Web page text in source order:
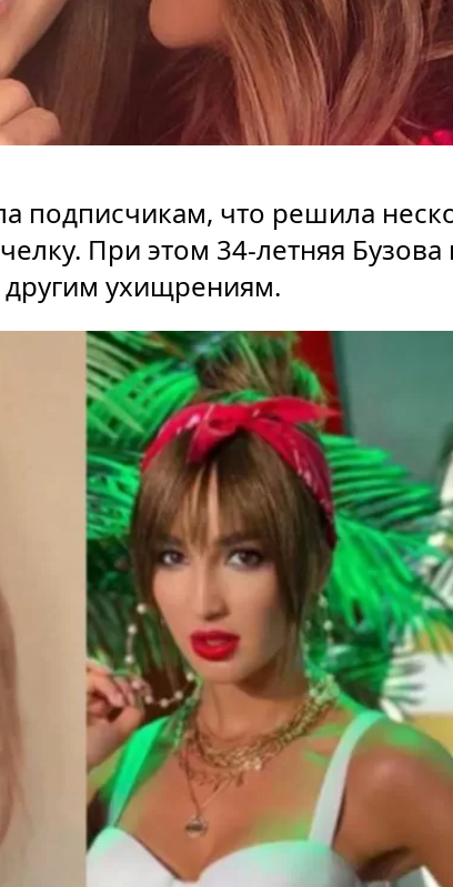
подписчикам, что решила
При этом 34-летняя Бузова
другим ухищрениям.